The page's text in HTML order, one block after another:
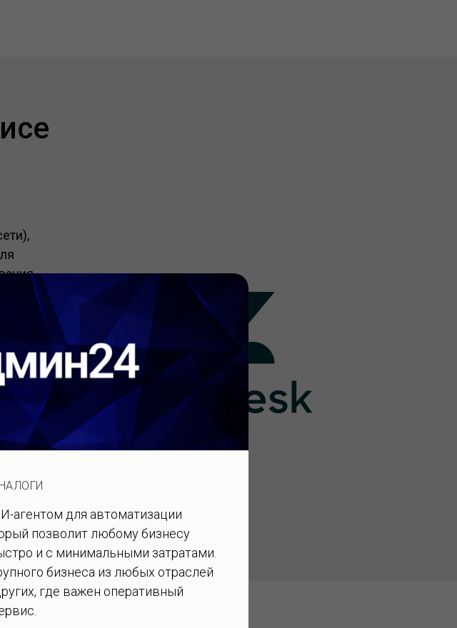
агентом для автоматизации
позволит любому бизнесу
и с минимальными затратами.
бизнеса из любых отраслей
где важен оперативный